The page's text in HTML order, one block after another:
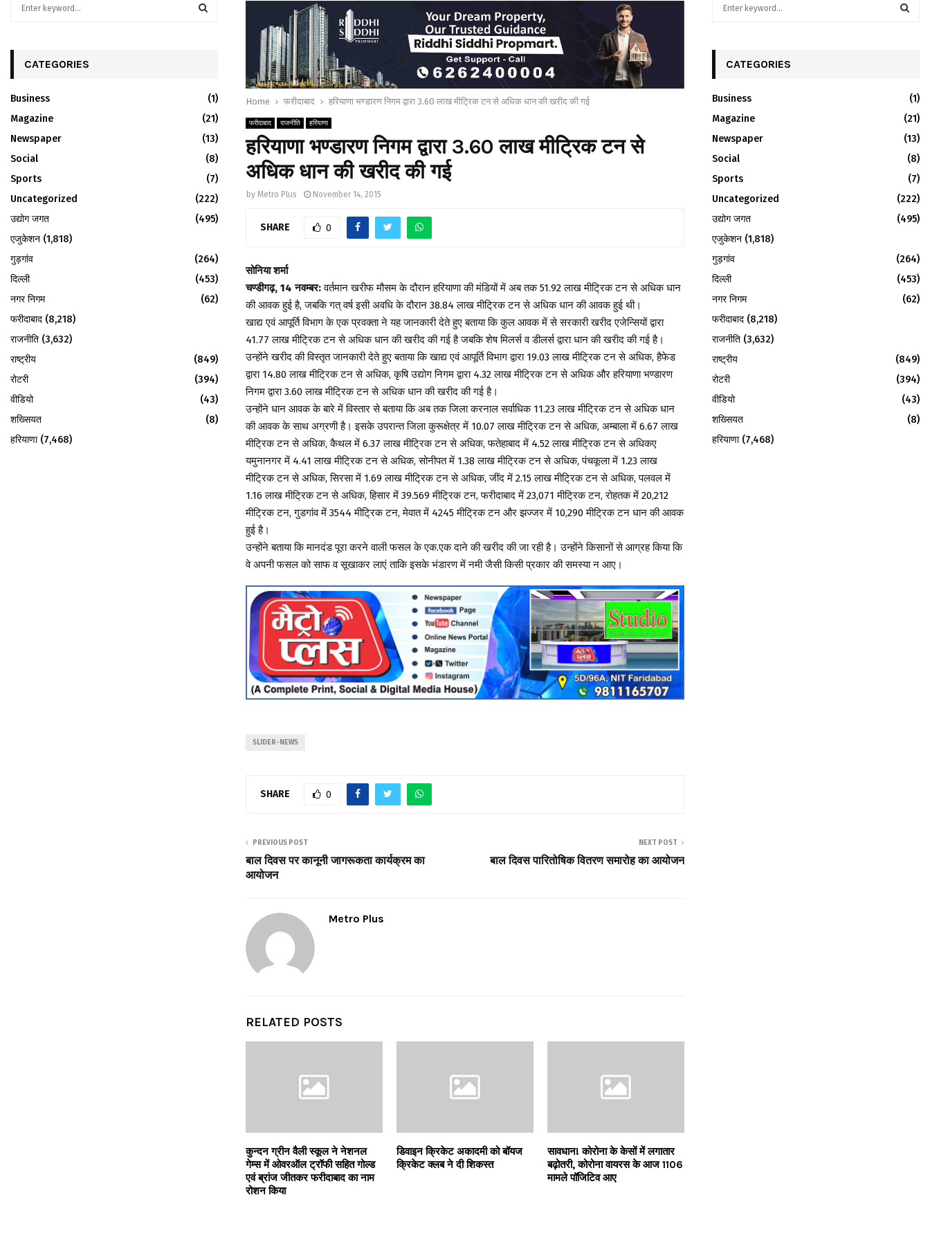
Home फरीदाबाद हरियाणा भण्डारण निगम द्वारा 3.60 लाख मीट्रिक टन से अधिक धान की खरीद की गई
फरीदाबाद राजनीति हरियाणा
हरियाणा भण्डारण निगम द्वारा 3.60 लाख मीट्रिक टन से
अधिक धान की खरीद की गई
by Metro Plus November 14, 2015
SHARE 0
सोनिया शर्मा
चण्डीगढ़, 14 नवम्बर:वर्तमान खरीफ मौसम के दौरान हरियाणा की मंडियों में अब तक 51.92 लाख मीट्रिक टन से अधिक धान
की आवक हुई है, जबकि गत् वर्ष इसी अवधि के दौरान 38.84 लाख मीट्रिक टन से अधिक धान की आवक हुई थी।
खाद्य एवं आपूर्ति विभाग के एक प्रवक्ता ने यह जानकारी देते हुए बताया कि कुल आवक में से सरकारी खरीद एजेन्सियों द्वारा
41.77 लाख मीट्रिक टन से अधिक धान की खरीद की गई है जबकि शेष मिलर्स व डीलर्स द्वारा धान की खरीद की गई है।
उन्होंने खरीद की विस्तृत जानकारी देते हुए बताया कि खाद्य एवं आपूर्ति विभाग द्वारा 19.03 लाख मीट्रिक टन से अधिक, हैफेड
द्वारा 14.80 लाख मीट्रिक टन से अधिक, कृषि उद्योग निगम द्वारा 4.32 लाख मीट्रिक टन से अधिक और हरियाणा भण्डारण
निगम द्वारा 3.60 लाख मीट्रिक टन से अधिक धान की खरीद की गई है।
उन्होंने धान आवक के बारे में विस्तार से बताया कि अब तक जिला करनाल सर्वाधिक 11.23 लाख मीट्रिक टन से अधिक धान
की आवक के साथ अग्रणी है। इसके उपरान्त जिला कुरूक्षेत्र में 10.07 लाख मीट्रिक टन से अधिक, अम्बाला में 6.67 लाख
मीट्रिक टन से अधिक, कैथल में 6.37 लाख मीट्रिक टन से अधिक, फतेहाबाद में 4.52 लाख मीट्रिक टन से अधिकए
यमुनानगर में 4.41 लाख मीट्रिक टन से अधिक, सोनीपत में 1.38 लाख मीट्रिक टन से अधिक, पंचकूला में 1.23 लाख
मीट्रिक टन से अधिक, सिरसा में 1.69 लाख मीट्रिक टन से अधिक, जींद में 2.15 लाख मीट्रिक टन से अधिक, पलवल में
1.16 लाख मीट्रिक टन से अधिक, हिसार में 39.569 मीट्रिक टन, फरीदाबाद में 23,071 मीट्रिक टन, रोहतक में 20,212
मीट्रिक टन, गुडगांव में 3544 मीट्रिक टन, मेवात में 4245 मीट्रिक टन और झज्जर में 10,290 मीट्रिक टन धान की आवक
हुई है।
उन्होंने बताया कि मानदंड पूरा करने वाली फसल के एक.एक दाने की खरीद की जा रही है। उन्होंने किसानों से आग्रह किया कि
वे अपनी फसल को साफ व सूखाकर लाएं ताकि इसके भंडारण में नमी जैसी किसी प्रकार की समस्या न आए।
SLIDER-NEWS
SHARE 0
PREVIOUS POST
बाल दिवस पर कानूनी जागरूकता कार्यक्रम का
आयोजन
NEXT POST
बाल दिवस पारितोषिक वितरण समारोह का आयोजन
Metro Plus
RELATED POSTS
कुन्दन ग्रीन वैली स्कूल ने नेशनल
गेम्स में ओवरऑल ट्रॉफी सहित गोल्ड
एवं ब्रांज जीतकर फरीदाबाद का नाम
रोशन किया
डिवाइन क्रिकेट अकादमी को बॉयज
क्रिकेट क्लब ने दी शिकस्त
सावधान! कोरोना के केसों में लगातार
बढ़ोतरी, कोरोना वायरस के आज 1106
मामले पॉजिटिव आए
o
r
:
R
C
CATEGORIES
Business
(1)
Magazine
(21)
Newspaper
(13)
Social
(8)
Sports
(7)
Uncategorized
(222)
उद्योग जगत
(495)
एजुकेशन (1,818)
गुड़गांव
(264)
दिल्ली
(453)
नगर निगम
(62)
फरीदाबाद (8,218)
राजनीति (3,632)
राष्ट्रीय
(849)
रोटरी
(394)
वीडियो
(43)
शख्सियत
(8)
हरियाणा(7,468)
o
r
:
R
C
CATEGORIES
Business
(1)
Magazine
(21)
Newspaper
(13)
Social
(8)
Sports
(7)
Uncategorized
(222)
उद्योग जगत
(495)
एजुकेशन (1,818)
गुड़गांव
(264)
दिल्ली
(453)
नगर निगम
(62)
फरीदाबाद (8,218)
राजनीति (3,632)
राष्ट्रीय
(849)
रोटरी
(394)
वीडियो
(43)
शख्सियत
(8)
हरियाणा(7,468)